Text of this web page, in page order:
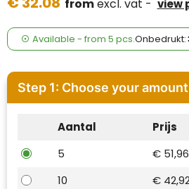
Fresh 'n Rebel
GolfOriginals
James Harvest
Kingcap
fromexcl. vat - view
Available - from 5 pcs.Onbedrukt:
Step 1: Choose your amount
Aantal Prijs
5
€ 51,96
10
€